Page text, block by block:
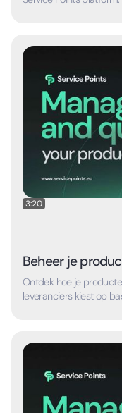
3:20
Beheer je
Ontdek hoe je
leveranciers kiest op